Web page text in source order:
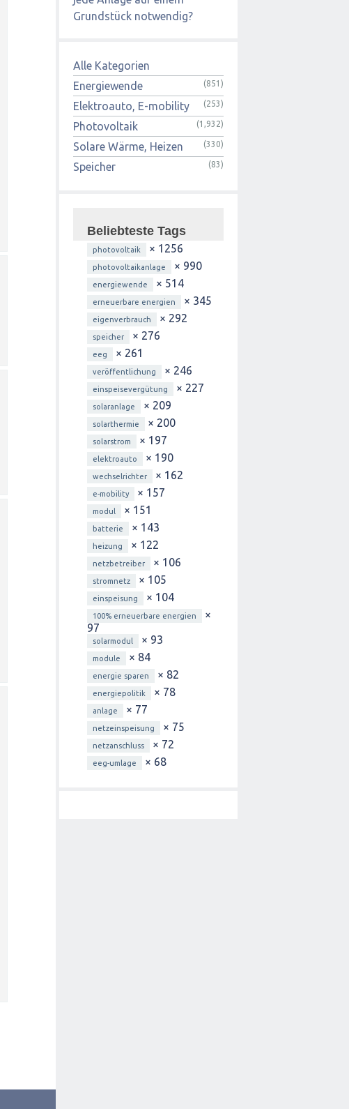
Grundstück notwendig?
Alle Kategorien
Energiewende
(851)
Elektroauto, E-mobility (253)
Photovoltaik (1,932)
Solare Wärme, Heizen (330)
Speicher (83)
Beliebteste Tags
photovoltaik × 1256
photovoltaikanlage × 990
energiewende × 514
erneuerbare energien × 345
eigenverbrauch × 292
speicher × 276
eeg × 261
veröffentlichung × 246
einspeisevergütung × 227
solaranlage × 209
solarthermie × 200
solarstrom × 197
elektroauto × 190
wechselrichter × 162
e-mobility × 157
modul × 151
batterie × 143
heizung × 122
netzbetreiber × 106
stromnetz × 105
einspeisung × 104
100% erneuerbare energien
×
97
solarmodul × 93
module × 84
energie sparen × 82
energiepolitik × 78
anlage × 77
netzeinspeisung × 75
netzanschluss × 72
eeg-umlage × 68